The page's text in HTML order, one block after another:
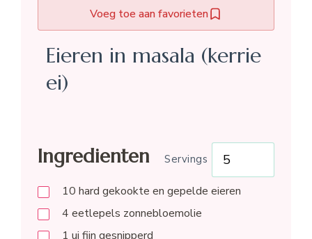
Voeg toe aan favorieten
Eieren in masala (kerrie
ei)
Ingredienten Servings
10 hard gekookte en gepelde eieren
4 eetlepels zonnebloemolie
1 ui fijn gesnipperd